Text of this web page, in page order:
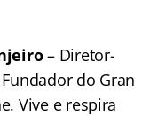
– Diretor-
do Gran
Vive e respira